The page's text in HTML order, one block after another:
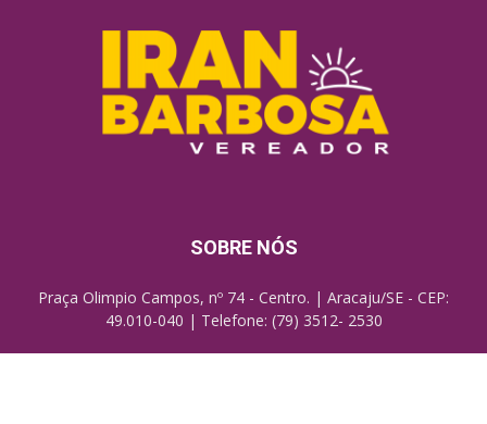
SOBRE NÓS
Praça Olimpio Campos, nº 74 - Centro. | Aracaju/SE - CEP:
49.010-040 | Telefone: (79) 3512- 2530